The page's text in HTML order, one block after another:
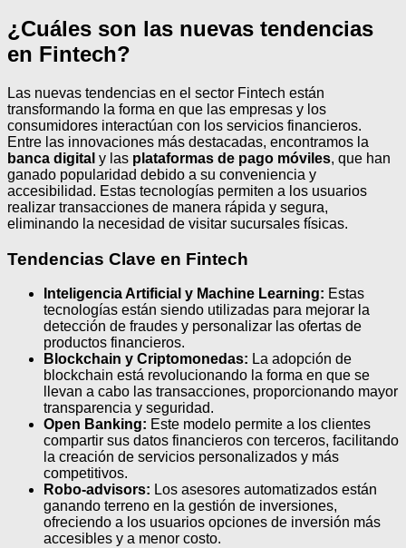
¿Cuáles son las nuevas tendencias
en Fintech?
Las nuevas tendencias en el sector Fintech están
transformando la forma en que las empresas y los
consumidores interactúan con los servicios financieros.
Entre las innovaciones más destacadas, encontramos la
banca digital y las plataformas de pago móviles, que han
ganado popularidad debido a su conveniencia y
accesibilidad. Estas tecnologías permiten a los usuarios
realizar transacciones de manera rápida y segura,
eliminando la necesidad de visitar sucursales físicas.
Tendencias Clave en Fintech
Inteligencia Artificial y Machine Learning: Estas
tecnologías están siendo utilizadas para mejorar la
detección de fraudes y personalizar las ofertas de
productos financieros.
Blockchain y Criptomonedas: La adopción de
blockchain está revolucionando la forma en que se
llevan a cabo las transacciones, proporcionando mayor
transparencia y seguridad.
Open Banking: Este modelo permite a los clientes
compartir sus datos financieros con terceros, facilitando
la creación de servicios personalizados y más
competitivos.
Robo-advisors: Los asesores automatizados están
ganando terreno en la gestión de inversiones,
ofreciendo a los usuarios opciones de inversión más
accesibles y a menor costo.